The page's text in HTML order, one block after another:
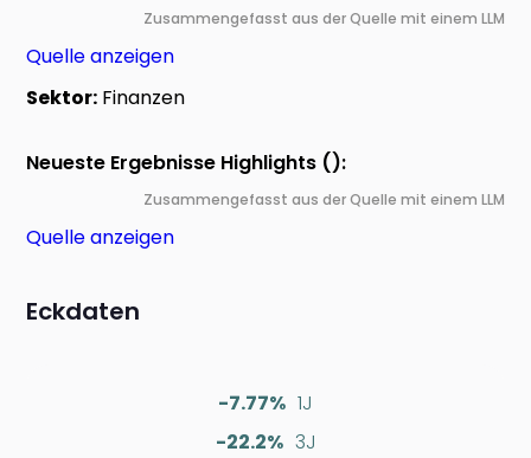
Zusammengefasst aus der Quelle mit einem LLM
Quelle anzeigen
Sektor: Finanzen
Neueste Ergebnisse Highlights ():
Zusammengefasst aus der Quelle mit einem LLM
Quelle anzeigen
Eckdaten
-7.77% 1J
-22.2% 3J